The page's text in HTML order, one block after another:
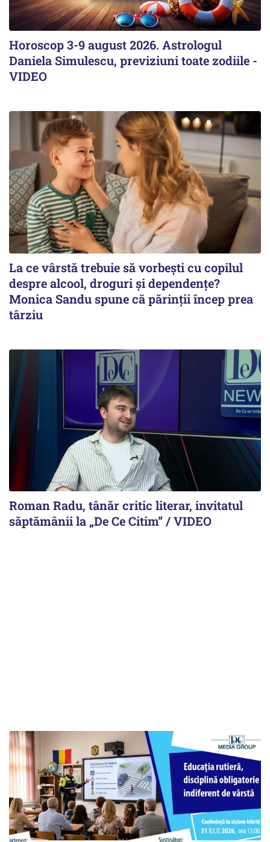
Horoscop 3-9 august 2026. Astrologul
Daniela Simulescu, previziuni toate zodiile -
VIDEO
La ce vârstă trebuie să vorbești cu copilul
despre alcool, droguri și dependențe?
Monica Sandu spune că părinții încep prea
târziu
Roman Radu, tânăr critic literar, invitatul
săptămânii la „De Ce Citim” / VIDEO